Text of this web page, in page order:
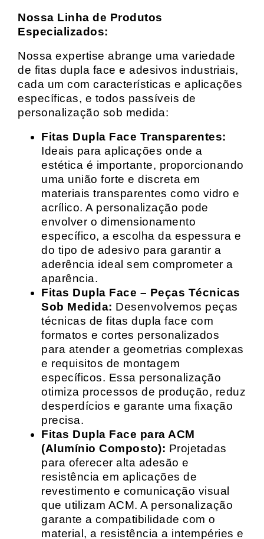
Nossa Linha de Produtos
Especializados:
Nossa expertise abrange uma variedade
de fitas dupla face e adesivos industriais,
cada um com características e aplicações
específicas, e todos passíveis de
personalização sob medida:
Fitas Dupla Face Transparentes:
Ideais para aplicações onde a
estética é importante, proporcionando
uma união forte e discreta em
materiais transparentes como vidro e
acrílico. A personalização pode
envolver o dimensionamento
específico, a escolha da espessura e
do tipo de adesivo para garantir a
aderência ideal sem comprometer a
aparência.
Fitas Dupla Face – Peças Técnicas
Sob Medida: Desenvolvemos peças
técnicas de fitas dupla face com
formatos e cortes personalizados
para atender a geometrias complexas
e requisitos de montagem
específicos. Essa personalização
otimiza processos de produção, reduz
desperdícios e garante uma fixação
precisa.
Fitas Dupla Face para ACM
(Alumínio Composto): Projetadas
para oferecer alta adesão e
resistência em aplicações de
revestimento e comunicação visual
que utilizam ACM. A personalização
garante a compatibilidade com o
material, a resistência a intempéries e